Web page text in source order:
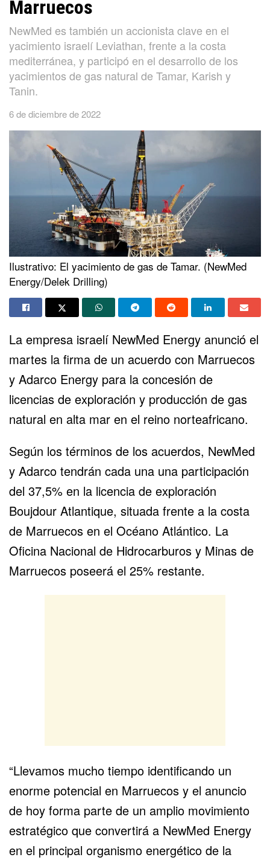
Marruecos
NewMed es también un accionista clave en el
yacimiento israelí Leviathan, frente a la costa
mediterránea, y participó en el desarrollo de los
yacimientos de gas natural de Tamar, Karish y
Tanin.
6 de diciembre de 2022
Ilustrativo: El yacimiento de gas de Tamar. (NewMed
Energy/Delek Drilling)
La empresa israelí NewMed Energy anunció el
martes la firma de un acuerdo con Marruecos
y Adarco Energy para la concesión de
licencias de exploración y producción de gas
natural en alta mar en el reino norteafricano.
Según los términos de los acuerdos, NewMed
y Adarco tendrán cada una una participación
del 37,5% en la licencia de exploración
Boujdour Atlantique, situada frente a la costa
de Marruecos en el Océano Atlántico. La
Oficina Nacional de Hidrocarburos y Minas de
Marruecos poseerá el 25% restante.
“Llevamos mucho tiempo identificando un
enorme potencial en Marruecos y el anuncio
de hoy forma parte de un amplio movimiento
estratégico que convertirá a NewMed Energy
en el principal organismo energético de la